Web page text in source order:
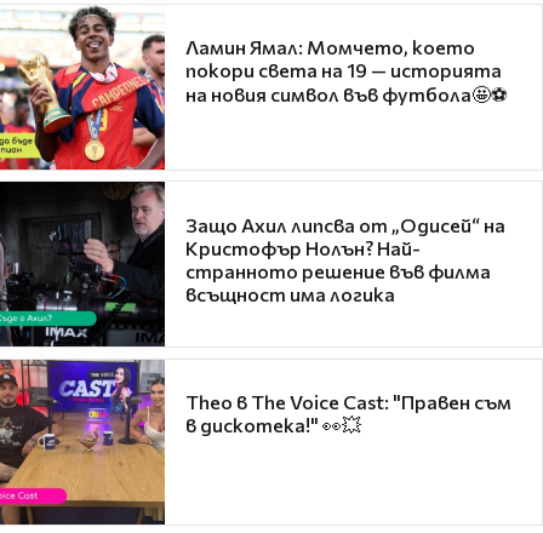
Ламин Ямал: Момчето, което
покори света на 19 — историята
на новия символ във футбола🤩⚽
Защо Ахил липсва от „Одисей“ на
Кристофър Нолън? Най-
странното решение във филма
всъщност има логика
Theo в The Voice Cast: "Правен съм
в дискотека!" 👀💥